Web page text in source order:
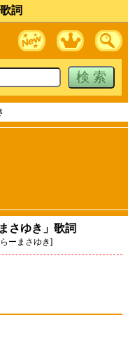
詞
さゆき」歌詞
ーまさゆき]